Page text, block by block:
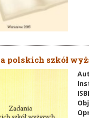
polskich szkół